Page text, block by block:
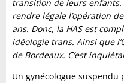
transition de leurs enfants.
rendre légale l’opération
ans. Donc, la HAS est
idéologie trans. Ainsi que
de Bordeaux. C’est
Un gynécologue